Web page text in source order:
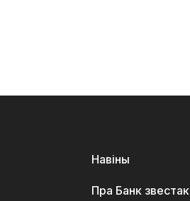
Навіны
Пра Банк звестак